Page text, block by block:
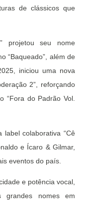
de clássicos que
projetou seu nome
“Baqueado”, além de
iniciou uma nova
2”, reforçando
“Fora do Padrão Vol.
colaborativa “Cê
e Ícaro & Gilmar,
eventos do país.
e potência vocal,
grandes nomes em